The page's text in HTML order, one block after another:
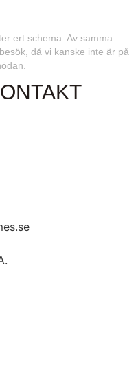
ert schema. Av samma
då vi kanske inte är på